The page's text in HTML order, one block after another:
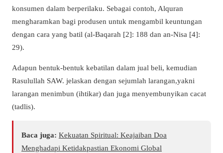
konsumen dalam berperilaku. Sebagai contoh, Alquran
mengharamkan bagi produsen untuk mengambil keuntungan
dengan cara yang batil (al-Baqarah [2]: 188 dan an-Nisa [4]:
29).
Adapun bentuk-bentuk kebatilan dalam jual beli, kemudian
Rasulullah SAW. jelaskan dengan sejumlah larangan,yakni
larangan menimbun (ihtikar) dan juga menyembunyikan cacat
(tadlis).
Baca juga: Kekuatan Spiritual: Keajaiban Doa
Menghadapi Ketidakpastian Ekonomi Global